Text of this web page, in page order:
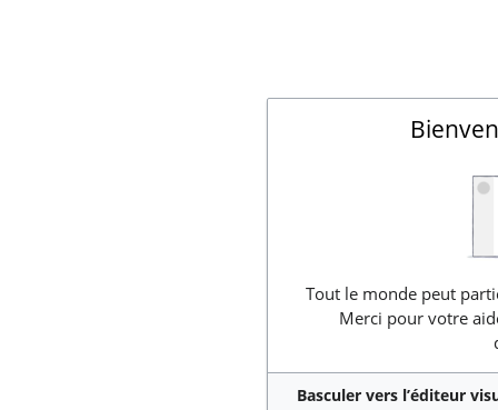
Tout le monde peut
Merci pour votre
Basculer vers l’éditeur